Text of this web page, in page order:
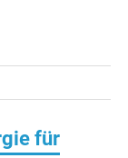
für